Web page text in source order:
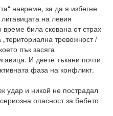
навреме, за да я избегне
на левия
била скована от страх
тревожност /
пък засяга
И двете тъкани почти
фаза на конфликт.
удар и никой не пострадал
опасност за бебето